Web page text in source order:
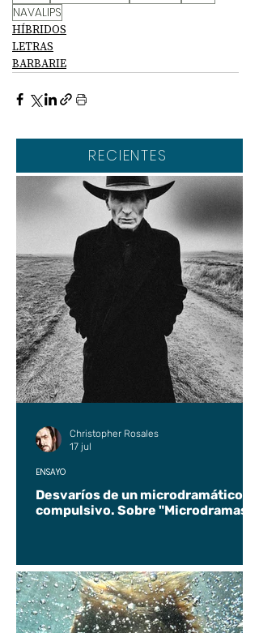
NAVALIPS
HÍBRIDOS
LETRAS
BARBARIE
RECIENTES
Desvaríos de un microdramático
compulsivo. Sobre "Microdramas".
ENSAYO
Christopher Rosales
17 jul